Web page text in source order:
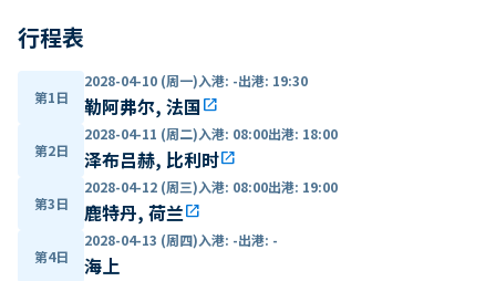
行程表
第1日
2028-04-10 (周一)入港: -出港: 19:30
勒阿弗尔, 法国open_in_new
第2日
2028-04-11 (周二)入港: 08:00出港: 18:00
泽布吕赫, 比利时open_in_new
第3日
2028-04-12 (周三)入港: 08:00出港: 19:00
鹿特丹, 荷兰open_in_new
第4日
2028-04-13 (周四)入港: -出港: -
海上